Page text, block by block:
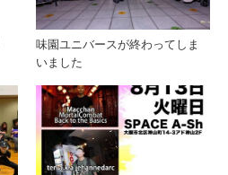
味園ユニバースが終わってしま
いました